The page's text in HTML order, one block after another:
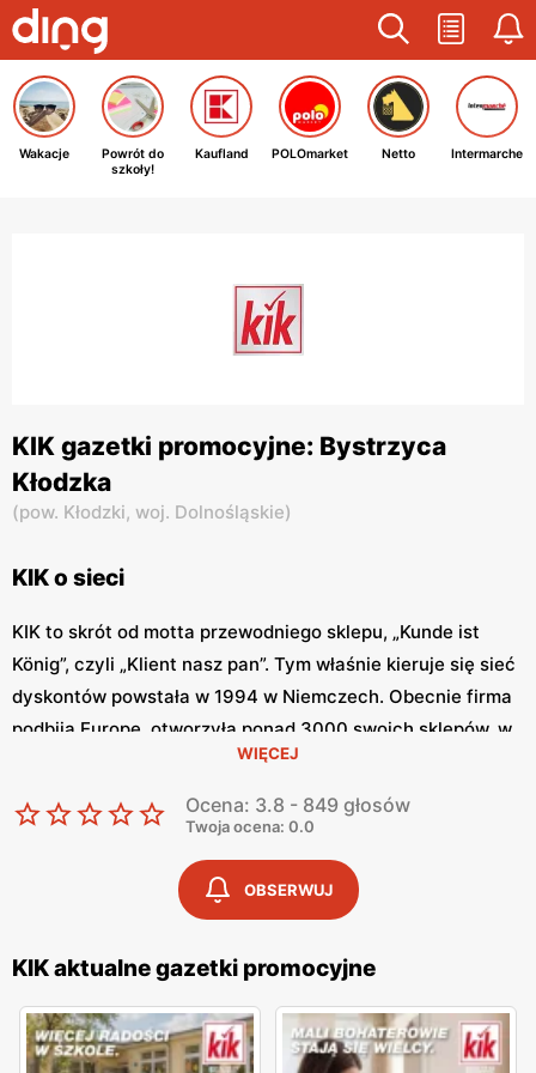
Wakacje
Powrót do
szkoły!
Kaufland POLOmarket Netto Intermarche
KIK gazetki promocyjne: Bystrzyca
Kłodzka
(pow. Kłodzki, woj. Dolnośląskie)
KIK o sieci
KIK to skrót od motta przewodniego sklepu, „Kunde ist
König”, czyli „Klient nasz pan”. Tym właśnie kieruje się sieć
dyskontów powstała w 1994 w Niemczech. Obecnie firma
podbija Europę, otworzyła ponad 3000 swoich sklepów, w
tym ok. 200 w samej Polsce. Firma ta jednak nie
poprzestaje na tym, ma w planach ambitny plan rozwoju.
Zaskarbia sobie zainteresowanie klientów tym, że oferuje
dobrej jakości produkty w naprawdę niskich cenach. Nie
dość, że ceny są niskie, to sieć regularnie obniża ceny
wybranych produktów. KIK gazetka aktualna to miejsce,
gdzie można regularnie śledzić aktualne promocje. Można
to robić nie tylko stacjonarnie przeglądając tradycyjną,
papierową gazetkę, ale również można znaleźćgazetkę
KIKw internecie.
WIĘCEJ
Ocena: 3.8 - 849 głosów
Twoja ocena: 0.0
OBSERWUJ
KIK aktualne gazetki promocyjne